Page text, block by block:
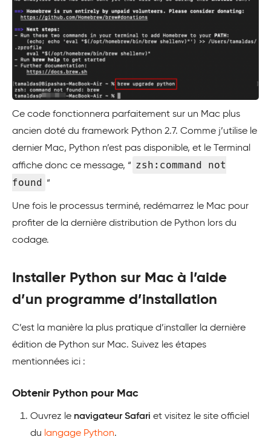
Ce code fonctionnera parfaitement sur un Mac plus
ancien doté du framework Python 2.7. Comme j’utilise le
dernier Mac, Python n’est pas disponible, et le Terminal
affiche donc ce message, “ zsh:command not
found
“
Une fois le processus terminé, redémarrez le Mac pour
profiter de la dernière distribution de Python lors du
codage.
Installer Python sur Mac à l’aide
d’un programme d’installation
C’est la manière la plus pratique d’installer la dernière
édition de Python sur Mac. Suivez les étapes
mentionnées ici :
Obtenir Python pour Mac
Ouvrez le navigateur Safari et visitez le site officiel
du langage Python.